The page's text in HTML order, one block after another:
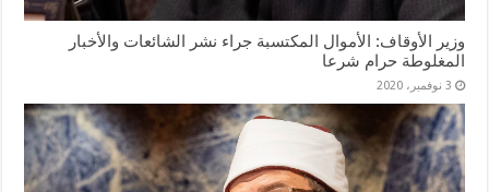
وزير الأوقاف: الأموال المكتسبة جراء نشر الشائعات والأخبار
المغلوطة حرام شرعا
3 نوفمبر، 2020